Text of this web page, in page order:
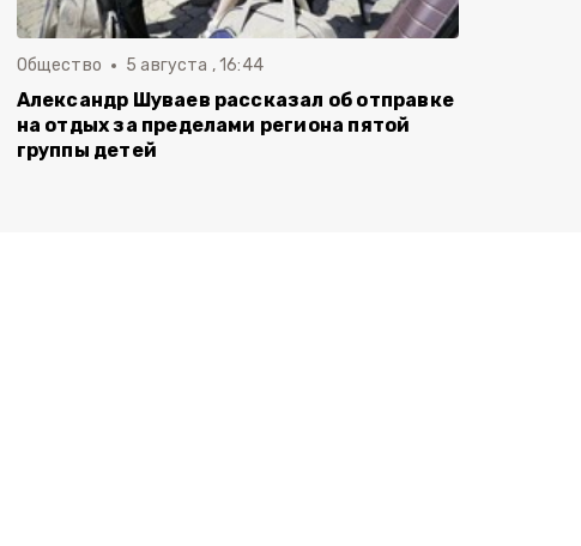
Общество 5 августа , 16:44
Александр Шуваев рассказал об отправке
на отдых за пределами региона пятой
группы детей